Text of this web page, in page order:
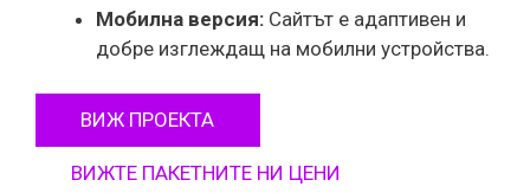
Мобилна версия: Сайтът е адаптивен и
добре изглеждащ на мобилни устройства.
ВИЖ ПРОЕКТА
ВИЖТЕ ПАКЕТНИТЕ НИ ЦЕНИ